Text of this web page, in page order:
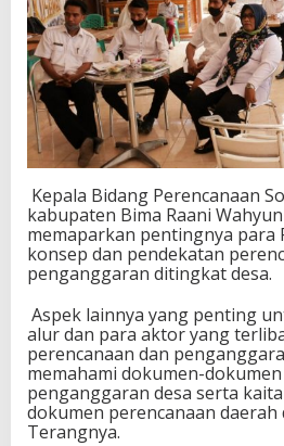
Kepala Bidang Perencanaan
kabupaten Bima Raani
memaparkan pentingnya para
konsep dan pendekatan
penganggaran ditingkat desa.
Aspek lainnya yang penting
alur dan para aktor yang
perencanaan dan
memahami dokumen-
penganggaran desa serta
dokumen perencanaan daerah
Terangnya.